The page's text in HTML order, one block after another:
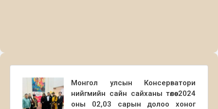
Монгол улсын Консерватори
нийгмийн сайн сайханы төлөө 2024
оны 02,03 сарын долоо хоног